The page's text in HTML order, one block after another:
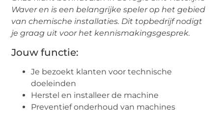
Waver en is een belangrijke speler op het gebied
van chemische installaties. Dit topbedrijf nodigt
je graag uit voor het kennismakingsgesprek.
Jouw functie:
Je bezoekt klanten voor technische
doeleinden
Herstel en installeer de machine
Preventief onderhoud van machines